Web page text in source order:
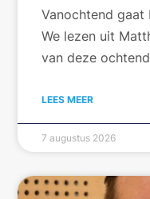
Vanochtend gaat
We lezen uit
van deze
LEES MEER
7 augustus 2026